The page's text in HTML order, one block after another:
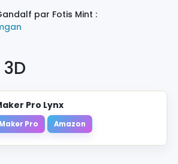
par Fotis Mint :
Pro Lynx
Pro Amazon